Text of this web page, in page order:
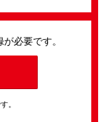
必要です。
。